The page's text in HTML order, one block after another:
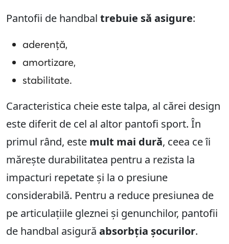
Pantofii de handbal trebuie să asigure:
aderență,
amortizare,
stabilitate.
Caracteristica cheie este talpa, al cărei design
este diferit de cel al altor pantofi sport. În
primul rând, este mult mai dură, ceea ce îi
mărește durabilitatea pentru a rezista la
impacturi repetate și la o presiune
considerabilă. Pentru a reduce presiunea de
pe articulațiile gleznei și genunchilor, pantofii
de handbal asigură absorbția șocurilor.